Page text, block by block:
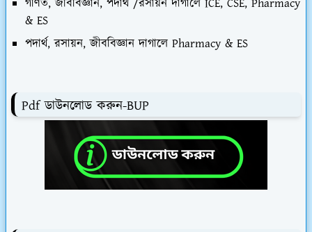
& ES
পদার্থ, রসায়ন, জীববিজ্ঞান দাগালে Pharmacy & ES
Pdf ডাউনলোড করুন-BUP